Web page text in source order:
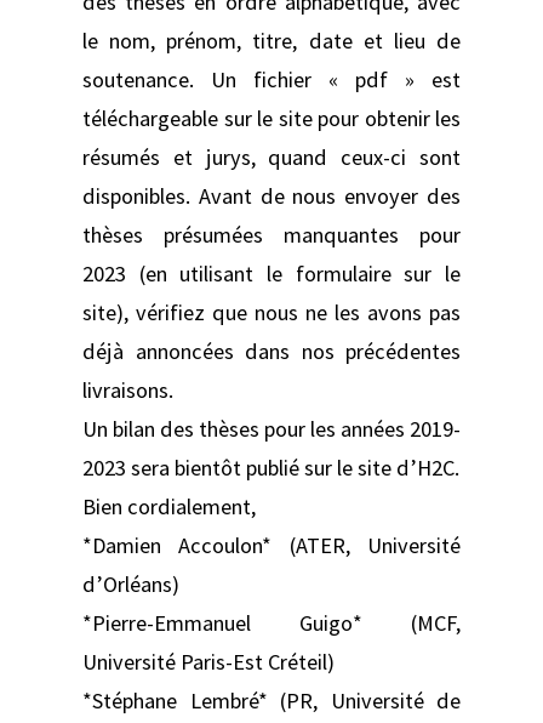
le nom, prénom, titre, date et lieu de
soutenance. Un fichier « pdf » est
téléchargeable sur le site pour obtenir les
résumés et jurys, quand ceux-ci sont
disponibles. Avant de nous envoyer des
thèses présumées manquantes pour
2023 (en utilisant le formulaire sur le
site), vérifiez que nous ne les avons pas
déjà annoncées dans nos précédentes
livraisons.
Un bilan des thèses pour les années 2019-
2023 sera bientôt publié sur le site d’H2C.
Bien cordialement,
*Damien Accoulon* (ATER, Université
d’Orléans)
*Pierre-Emmanuel Guigo* (MCF,
Université Paris-Est Créteil)
*Stéphane Lembré* (PR, Université de